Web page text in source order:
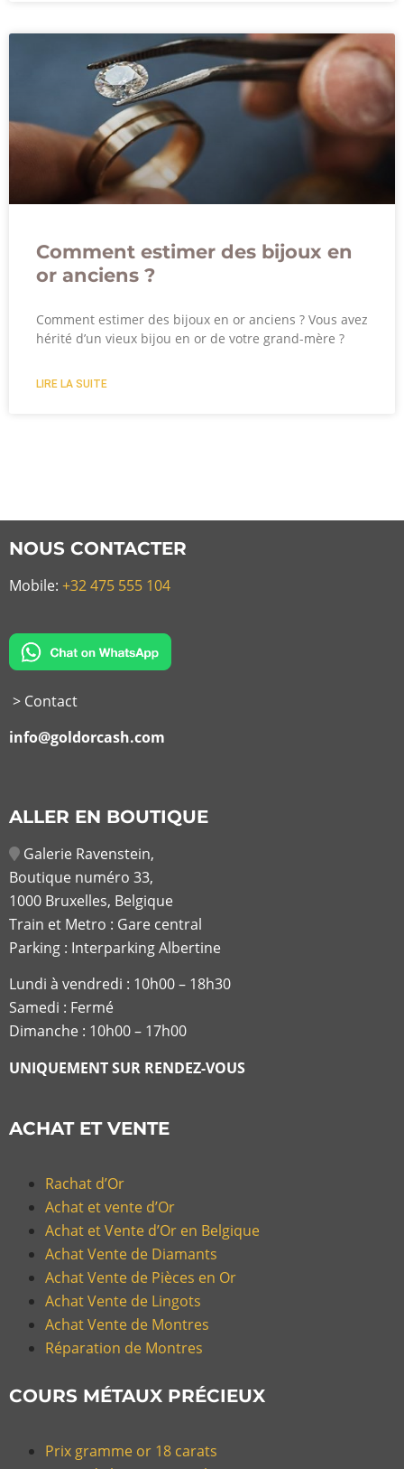
Comment estimer des bijoux en
or anciens ?
Comment estimer des bijoux en or anciens ? Vous avez
hérité d’un vieux bijou en or de votre grand-mère ?
LIRE LA SUITE
NOUS CONTACTER
Mobile: +32 475 555 104
> Contact
info@goldorcash.com
ALLER EN BOUTIQUE
Galerie Ravenstein,
Boutique numéro 33,
1000 Bruxelles, Belgique
Train et Metro : Gare central
Parking : Interparking Albertine
Lundi à vendredi : 10h00 – 18h30
Samedi : Fermé
Dimanche : 10h00 – 17h00
UNIQUEMENT SUR RENDEZ-VOUS
ACHAT ET VENTE
Rachat d’Or
Achat et vente d’Or
Achat et Vente d’Or en Belgique
Achat Vente de Diamants
Achat Vente de Pièces en Or
Achat Vente de Lingots
Achat Vente de Montres
Réparation de Montres
COURS MÉTAUX PRÉCIEUX
Prix gramme or 18 carats